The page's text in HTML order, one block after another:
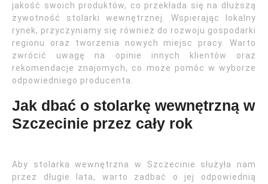
jakość swoich produktów, co przekłada się na dłuższą
żywotność stolarki wewnętrznej. Wspierając lokalny
rynek, przyczyniamy się również do rozwoju gospodarki
regionu oraz tworzenia nowych miejsc pracy. Warto
zwrócić uwagę na opinie innych klientów oraz
rekomendacje znajomych, co może pomóc w wyborze
odpowiedniego producenta.
Jak dbać o stolarkę wewnętrzną w
Szczecinie przez cały rok
Aby stolarka wewnętrzna w Szczecinie służyła nam
przez długie lata, warto zadbać o jej odpowiednią